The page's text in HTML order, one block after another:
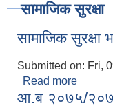
सामाजिक सुरक्षा
सामाजिक सुरक्षा
Submitted on: Fri,
Read more
आ.ब २०७५/२०७६